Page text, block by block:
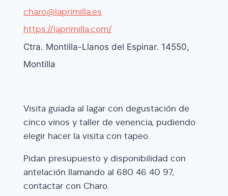
charo@laprimilla.es
https://laprimilla.com/
Ctra. Montilla-Llanos del Espinar. 14550,
Montilla
Visita guiada al lagar con degustación de
cinco vinos y taller de venencia, pudiendo
elegir hacer la visita con tapeo.
Pidan presupuesto y disponibilidad con
antelación llamando al 680 46 40 97,
contactar con Charo.